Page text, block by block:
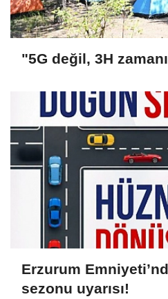
"5G değil, 3H
Erzurum
sezonu uyarısı!